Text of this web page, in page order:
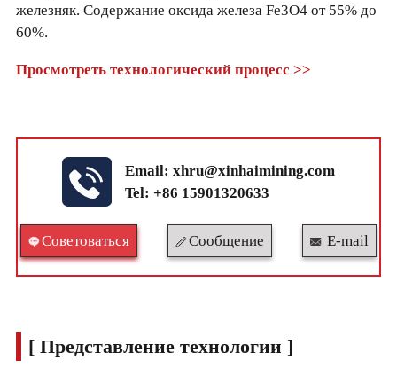
железняк. Содержание оксида железа Fe3O4 от 55% до
60%.
Просмотреть технологический процесс >>
Email: xhru@xinhaimining.com
Tel: +86 15901320633
Cоветоваться Сообщение E-mail
[ Представление технологии ]